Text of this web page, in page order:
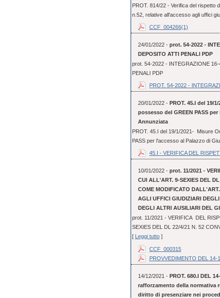
PROT. 814/22 - Verifica del rispetto
n.52, relative all'accesso agli uffici
CCF_004266(1)
24/01/2022 - prot. 54-2022 -
DEPOSITO ATTI PENALI PDP
prot. 54-2022 - INTEGRAZIONE
PENALI PDP
PROT. 54-2022 -
20/01/2022 - PROT. 45.I del 19/
possesso del GREEN PASS
Annunziata
PROT. 45.I del 19/1/2021- Misure
PASS per l'accesso al Palazzo di
45.I - VERIFICA DEL
10/01/2022 - prot. 11/2021 -
CUI ALL'ART. 9-SEXIES DEL
COME MODIFICATO
AGLI UFFICI GIUDIZIARI
DEGLI ALTRI AUSILIARI DEL
prot. 11/2021 - VERIFICA DEL
SEXIES DEL DL 22/4/21 N. 52
[ Leggi tutto]
CCF_000315
PROVVEDIMENTO DEL 14-
14/12/2021 - PROT. 680.I DEL
rafforzamento della normativa
diritto di presenziare nei